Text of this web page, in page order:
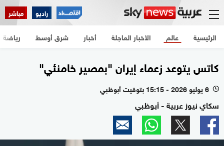
راديو مباشر
الرئيسية الأخبار العاجلة أخبار شرق أوسط عالم رياضة
كاتس يتوعد زعماء إيران "بمصير خامنئي"
l 6 يوليو 2026 - 15:15 بتوقيت أبوظبي
سكاي نيوز عربية - أبوظبي